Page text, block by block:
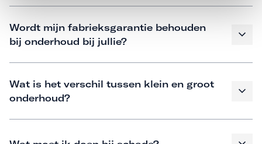
Wordt mijn fabrieksgarantie behouden
bij onderhoud bij jullie?
Wat is het verschil tussen klein en groot
onderhoud?